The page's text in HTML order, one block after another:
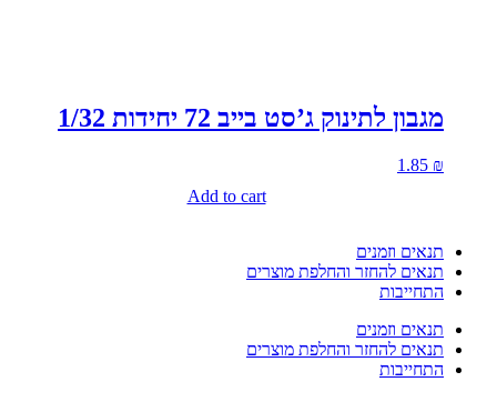
מגבון לתינוק ג’סט בייב 72 יחידות 1/32
1.85 ₪
Add to cart
תנאים וזמנים
תנאים להחזר והחלפת מוצרים
התחייבות
תנאים וזמנים
תנאים להחזר והחלפת מוצרים
התחייבות